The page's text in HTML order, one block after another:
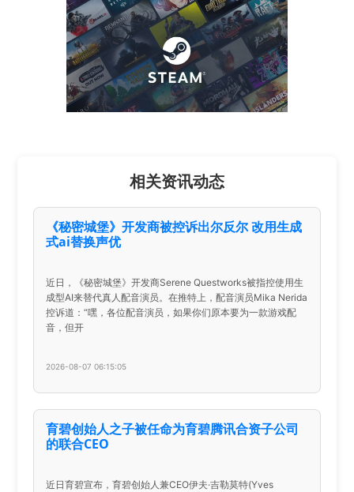
相关资讯动态
《秘密城堡》开发商被控诉出尔反尔 改用生成
式ai替换声优
近日，《秘密城堡》开发商Serene Questworks被指控使用生
成型AI来替代真人配音演员。在推特上，配音演员Mika Nerida
控诉道：“嘿，各位配音演员，如果你们原本要为一款游戏配
音，但开
2026-08-07 06:15:05
育碧创始人之子被任命为育碧腾讯合资子公司
的联合CEO
近日育碧宣布，育碧创始人兼CEO伊夫·吉勒莫特(Yves